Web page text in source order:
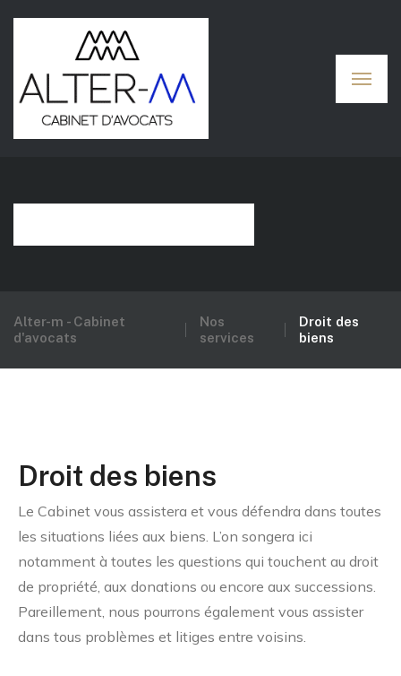
Alter-m - Cabinet
d'avocats
Nos
services
Droit des
biens
Droit des biens
Le Cabinet vous assistera et vous défendra dans toutes
les situations liées aux biens. L’on songera ici
notamment à toutes les questions qui touchent au droit
de propriété, aux donations ou encore aux successions.
Pareillement, nous pourrons également vous assister
dans tous problèmes et litiges entre voisins.